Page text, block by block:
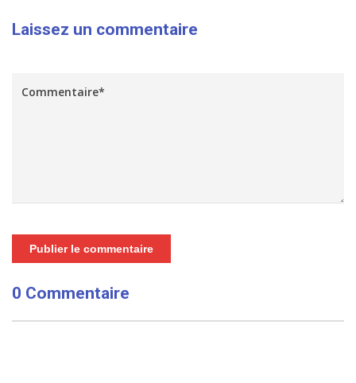
Laissez un commentaire
Publier le commentaire
0 Commentaire